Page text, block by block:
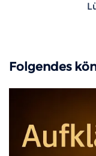
Folgendes